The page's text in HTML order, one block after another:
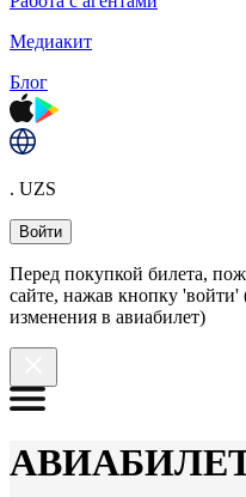
Медиакит
Блог
. UZS
Войти
Перед покупкой билета,
сайте, нажав кнопку
изменения в авиабилет)